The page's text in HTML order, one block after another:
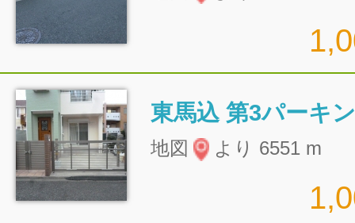
東馬込 第3パーキ
地図 より 6551 m